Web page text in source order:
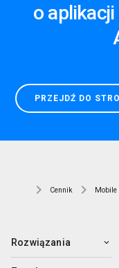
o
PRZEJDŹ DO
Cennik Mobile
Rozwiązania